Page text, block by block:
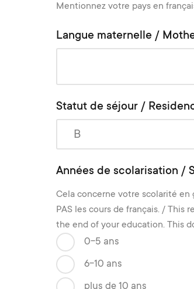
Mentionnez votre pays en
Langue maternelle /
Statut de séjour /
Années de scolarisation /
Cela concerne votre scolarité en
PAS les cours de français. /
the end of your education. This
0-5 ans
6-10 ans